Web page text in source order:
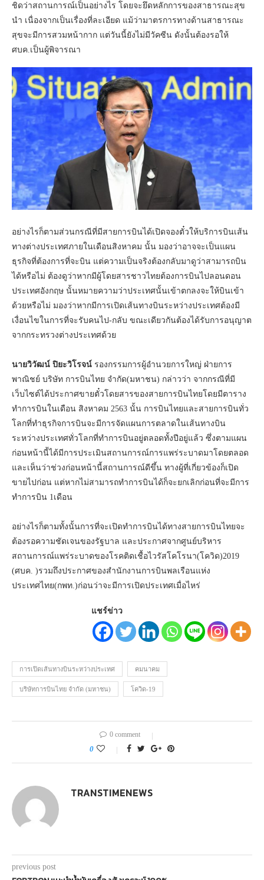
ชิดว่าสถานการณ์เป็นอย่างไร โดยจะยึดหลักการของสาธารณะสุข
นำ เนื่องจากเป็นเรื่องที่ละเอียด แม้ว่ามาตรการทางด้านสาธารณะ
สุขจะมีการสวมหน้ากาก แต่วันนี้ยังไม่มีวัคซีน ดังนั้นต้องรอให้
ศบค.เป็นผู้พิจารณา
อย่างไรก็ตามส่วนกรณีที่มีสายการบินได้เปิดจองตั๋วให้บริการบินเส้น
ทางต่างประเทศภายในเดือนสิงหาคม นั้น มองว่าอาจจะเป็นแผน
ธุรกิจที่ต้องการที่จะบิน แต่ความเป็นจริงต้องกลับมาดูว่าสามารถบิน
ได้หรือไม่ ต้องดูว่าหากมีผู้โดยสารชาวไทยต้องการบินไปลอนดอน
ประเทศอังกฤษ นั้นหมายความว่าประเทศนั้นเข้าตกลงจะให้บินเข้า
ด้วยหรือไม่ มองว่าหากมีการเปิดเส้นทางบินระหว่างประเทศต้องมี
เงื่อนไขในการที่จะรับคนไป-กลับ ขณะเดียวกันต้องได้รับการอนุญาต
จากกระทรวงต่างประเทศด้วย
นายวิวัฒน์ ปิยะวิโรจน์ รองกรรมการผู้อำนวยการใหญ่ ฝ่ายการ
พาณิชย์ บริษัท การบินไทย จำกัด(มหาชน) กล่าวว่า จากกรณีที่มี
เว็บไซต์ได้ประกาศขายตั๋วโดยสารของสายการบินไทยโดยมีตาราง
ทำการบินในเดือน สิงหาคม 2563 นั้น การบินไทยและสายการบินทั่ว
โลกที่ทำธุรกิจการบินจะมีการจัดแผนการตลาดในเส้นทางบิน
ระหว่างประเทศทั่วโลกที่ทำการบินอยู่ตลอดทั้งปีอยู่แล้ว ซึ่งตามแผน
ก่อนหน้านี้ได้มีการประเมินสถานการณ์การแพร่ระบาดมาโดยตลอด
และเห็นว่าช่วงก่อนหน้านี้สถานการณ์ดีขึ้น ทางผู้ที่เกี่ยวข้องก็เปิด
ขายไปก่อน แต่หากไม่สามารถทำการบินได้ก็จะยกเลิกก่อนที่จะมีการ
ทำการบิน 1เดือน
อย่างไรก็ตามทั้งนั้นการที่จะเปิดทำการบินได้ทางสายการบินไทยจะ
ต้องรอความชัดเจนของรัฐบาล และประกาศจากศูนย์บริหาร
สถานการณ์แพร่ระบาดของโรคติดเชื้อไวรัสโคโรนา(โควิด)2019
(ศบค. )รวมถึงประกาศของสำนักงานการบินพลเรือนแห่ง
ประเทศไทย(กพท.)ก่อนว่าจะมีการเปิดประเทศเมื่อไหร่
แชร์ข่าว
การเปิดเส้นทางบินระหว่างประเทศ คมนาคม
บริษัทการบินไทย จำกัด (มหาชน) โควิด-19
0 comment
0
TRANSTIMENEWS
previous post